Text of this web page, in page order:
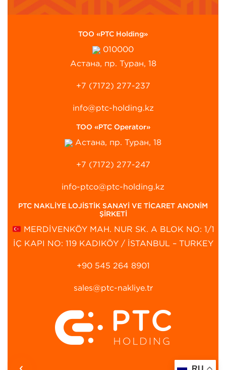
ТОО «PTC Holding»
010000
Астана, пр. Туран, 18
+7 (7172) 277-237
info@ptc-holding.kz
ТОО «PTC Operator»
Астана, пр. Туран, 18
+7 (7172) 277-247
info-ptco@ptc-holding.kz
PTC NAKLİYE LOJİSTİK SANAYİ VE TİCARET ANONİM
ŞİRKETİ
MERDİVENKÖY MAH. NUR SK. A BLOK NO: 1/1
İÇ KAPI NO: 119 KADIKÖY / İSTANBUL – TURKEY
+90 545 264 8901‬
sales@ptc-nakliye.tr